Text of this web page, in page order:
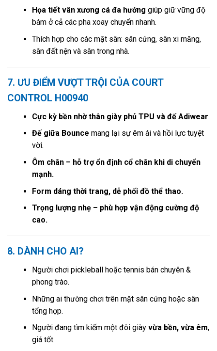
Họa tiết vân xương cá đa hướng giúp giữ vững độ
bám ở cả các pha xoay chuyển nhanh.
Thích hợp cho các mặt sân: sân cứng, sân xi măng,
sân đất nện và sân trong nhà.
7. ƯU ĐIỂM VƯỢT TRỘI CỦA COURT
CONTROL H00940
Cực kỳ bền nhờ thân giày phủ TPU và đế Adiwear.
Đế giữa Bounce mang lại sự êm ái và hồi lực tuyệt
vời.
Ôm chân – hỗ trợ ổn định cổ chân khi di chuyển
mạnh.
Form dáng thời trang, dễ phối đồ thể thao.
Trọng lượng nhẹ – phù hợp vận động cường độ
cao.
8. DÀNH CHO AI?
Người chơi pickleball hoặc tennis bán chuyên &
phong trào.
Những ai thường chơi trên mặt sân cứng hoặc sân
tổng hợp.
Người đang tìm kiếm một đôi giày vừa bền, vừa êm,
giá tốt.